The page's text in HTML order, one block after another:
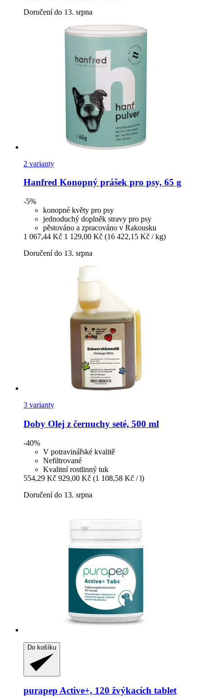
Doručení do 13. srpna
2 varianty
Hanfred Konopný prášek pro psy, 65 g
-5%
konopné květy pro psy
jednoduchý doplněk stravy pro psy
pěstováno a zpracováno v Rakousku
1 067,44 Kč 1 129,00 Kč (16 422,15 Kč / kg)
Doručení do 13. srpna
3 varianty
Doby Olej z černuchy seté, 500 ml
-40%
V potravinářské kvalitě
Nefiltrované
Kvalitní rostlinný tuk
554,29 Kč 929,00 Kč (1 108,58 Kč / l)
Doručení do 13. srpna
Do košíku
purapep Active+, 120 žvýkacích tablet